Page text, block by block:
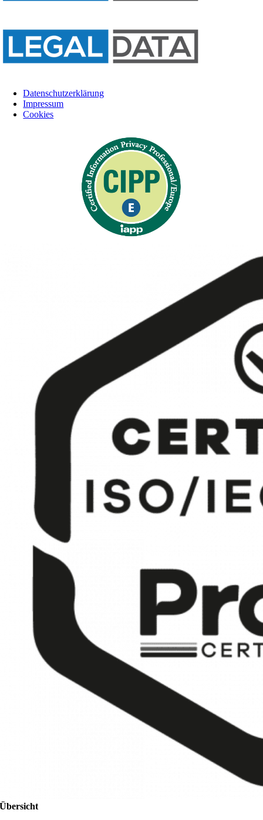
Datenschutzerklärung
Impressum
Cookies
Übersicht